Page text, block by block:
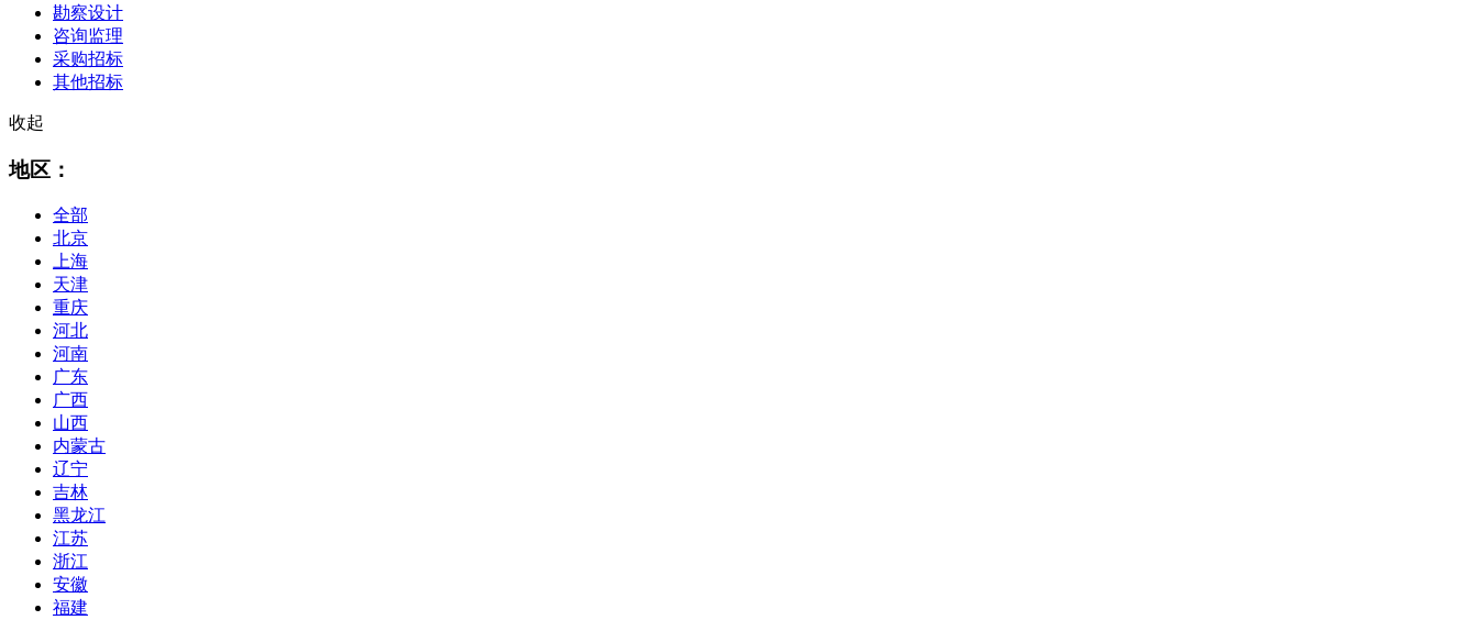
勘察设计
咨询监理
采购招标
其他招标
收起
地区：
全部
北京
上海
天津
重庆
河北
河南
广东
广西
山西
内蒙古
辽宁
吉林
黑龙江
江苏
浙江
安徽
福建